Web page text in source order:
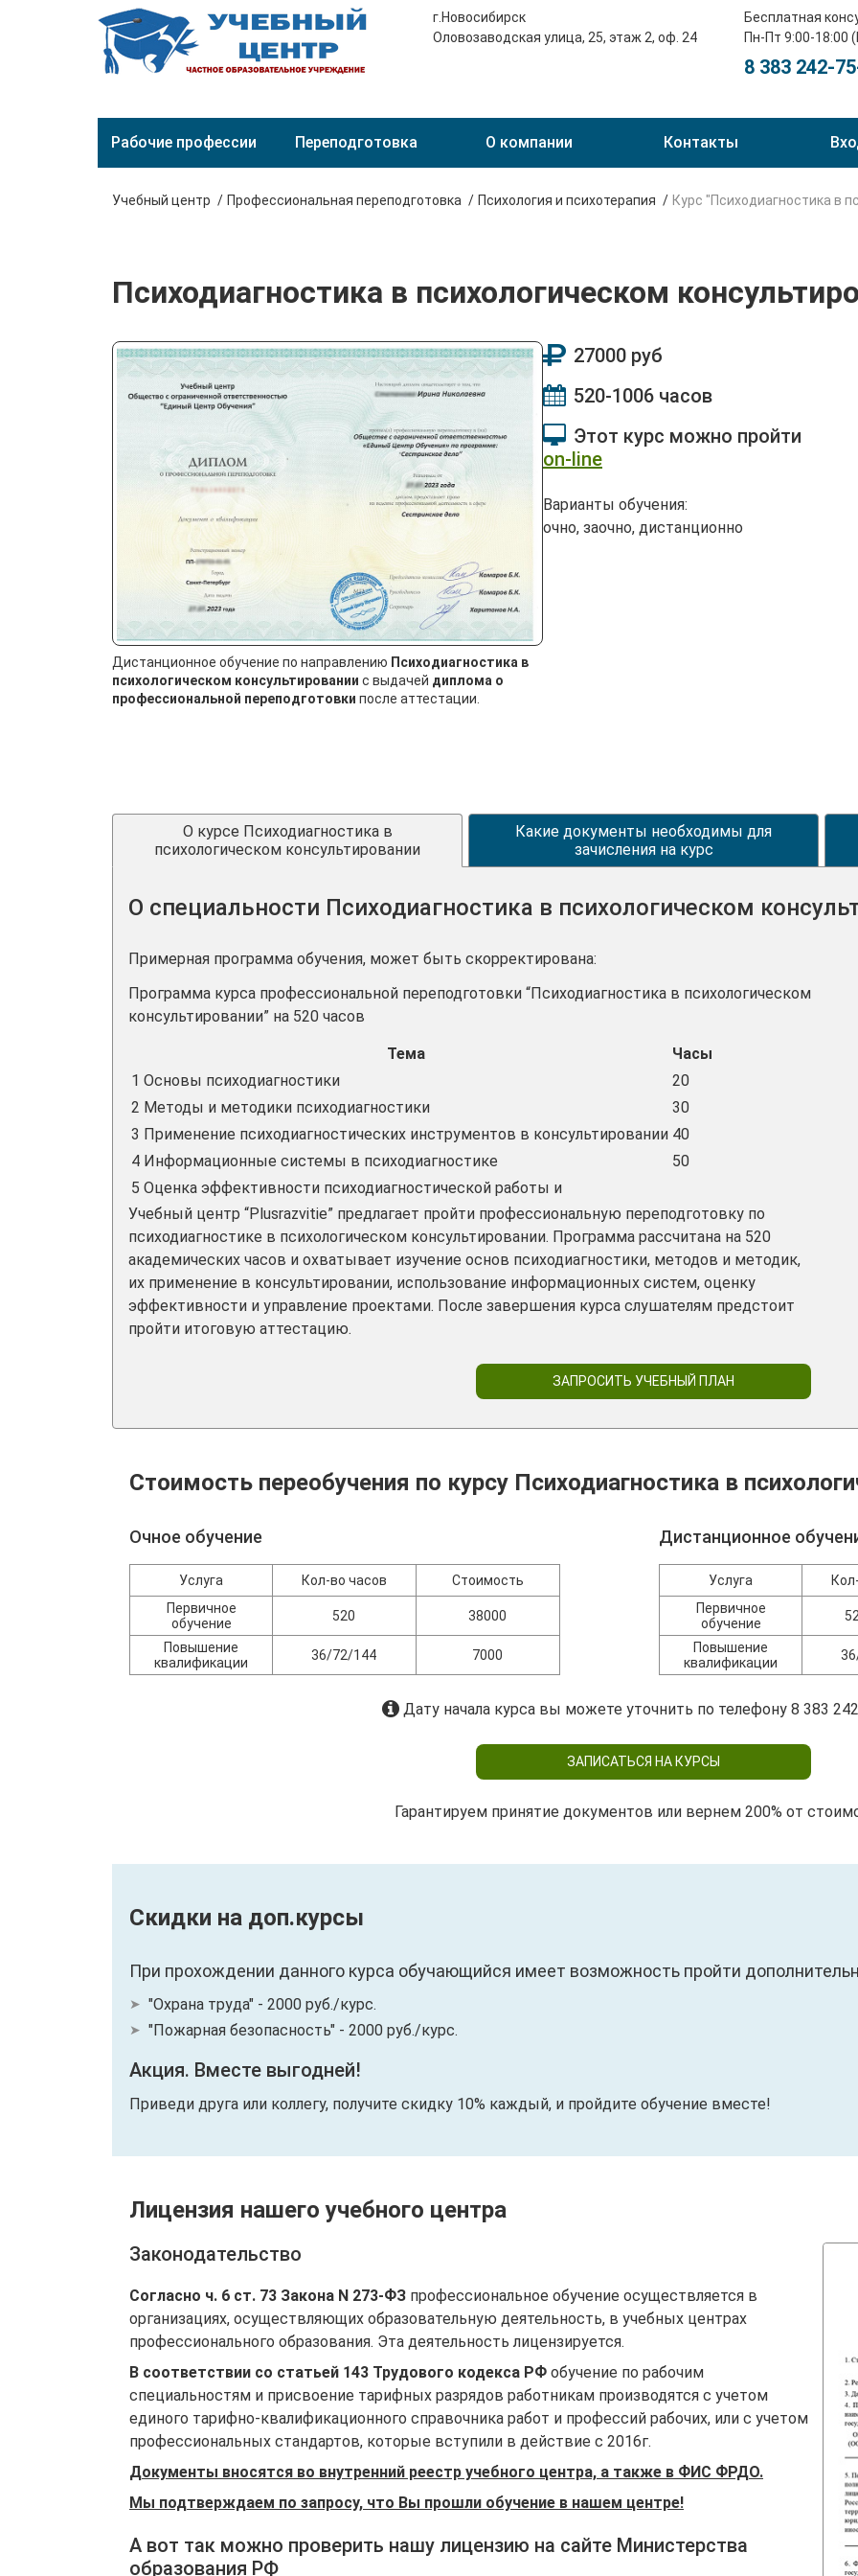
г.Новосибирск
Оловозаводская улица, 25, этаж 2, оф. 24
Бесплатная
Пн-Пт 9:00-18:00
8 383 242-
Рабочие профессии Переподготовка О компании Контакты
Учебный центр Профессиональная переподготовка Психология и психотерапия Курс "Психодиагностика в
Психодиагностика в психологическом
Дистанционное обучение по направлению Психодиагностика в
психологическом консультировании с выдачей диплома о
профессиональной переподготовки после аттестации.
27000 руб
520-1006 часов
Этот курс можно пройти
on-line
Варианты обучения:
очно, заочно, дистанционно
О курсе Психодиагностика в
психологическом консультировании
Какие документы необходимы для
зачисления на курс
О специальности Психодиагностика в психологическом
Примерная программа обучения, может быть скорректирована:
Программа курса профессиональной переподготовки “Психодиагностика в психологическом
консультировании” на 520 часов
Тема
Часы
1 Основы психодиагностики
20
2 Методы и методики психодиагностики
30
3 Применение психодиагностических инструментов в консультировании 40
4 Информационные системы в психодиагностике
50
5 Оценка эффективности психодиагностической работы и
Учебный центр “Plusrazvitie” предлагает пройти профессиональную переподготовку по
психодиагностике в психологическом консультировании. Программа рассчитана на 520
академических часов и охватывает изучение основ психодиагностики, методов и методик,
их применение в консультировании, использование информационных систем, оценку
эффективности и управление проектами. После завершения курса слушателям предстоит
пройти итоговую аттестацию.
ЗАПРОСИТЬ УЧЕБНЫЙ ПЛАН
Стоимость переобучения по курсу Психодиагностика в
Очное обучение
Услуга Кол-во часов
Стоимость
Первичное
обучение
520 38000
Повышение
квалификации
36/72/144 7000
Дистанционное
Услуга
Первичное
обучение
Повышение
квалификации
Дату начала курса вы можете уточнить по телефону 8 383
ЗАПИСАТЬСЯ НА КУРСЫ
Гарантируем принятие документов или вернем 200% от
Скидки на доп.курсы
При прохождении данного курса обучающийся имеет возможность пройти
"Охрана труда" - 2000 руб./курс.
"Пожарная безопасность" - 2000 руб./курс.
Акция. Вместе выгодней!
Приведи друга или коллегу, получите скидку 10% каждый, и пройдите обучение вместе!
Лицензия нашего учебного центра
Законодательство
Согласно ч. 6 ст. 73 Закона N 273-ФЗ профессиональное обучение осуществляется в
организациях, осуществляющих образовательную деятельность, в учебных центрах
профессионального образования. Эта деятельность лицензируется.
В соответствии со статьей 143 Трудового кодекса РФ обучение по рабочим
специальностям и присвоение тарифных разрядов работникам производятся с учетом
единого тарифно-квалификационного справочника работ и профессий рабочих, или с учетом
профессиональных стандартов, которые вступили в действие с 2016г.
Документы вносятся во внутренний реестр учебного центра, а также в ФИС ФРДО.
Мы подтверждаем по запросу, что Вы прошли обучение в нашем центре!
А вот так можно проверить нашу лицензию на сайте Министерства
образования РФ